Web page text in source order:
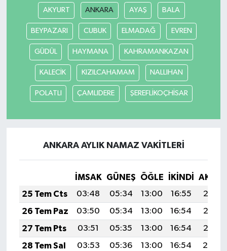
AKYURT ANKARA AYAŞ BALA
BEYPAZARI CUBUK ELMADAĞ EVREN
GÜDÜL HAYMANA KAHRAMANKAZAN
KALECİK KIZILCAHAMAM NALLIHAN
POLATLI ÇAMLIDERE ŞEREFLİKOÇHİSAR
ANKARA AYLIK NAMAZ VAKITLERI
İMSAK GÜNEŞ ÖĞLE İKINDI
25 Tem Cts
03:48 05:34 13:00 16:55
20:17
26 Tem Paz
03:50 05:34 13:00 16:54
20:16
27 Tem Pts
03:51 05:35 13:00 16:54
20:15
28 Tem Sal
03:53 05:36 13:00 16:54
20:14